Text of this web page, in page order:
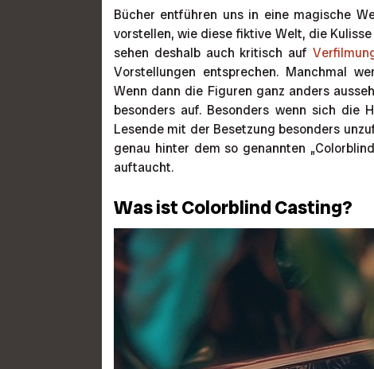
Bücher entführen uns in eine magische
vorstellen, wie diese fiktive Welt, die
sehen deshalb auch kritisch auf
Vorstellungen entsprechen. Manchmal
Wenn dann die Figuren ganz anders
besonders auf. Besonders wenn sich die
Lesende mit der Besetzung besonders
genau hinter dem so genannten
auftaucht.
Was ist Colorblind Casting?